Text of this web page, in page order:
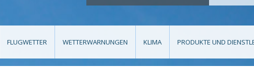
FLUGWETTER WETTERWARNUNGEN KLIMA PRODUKTE UND